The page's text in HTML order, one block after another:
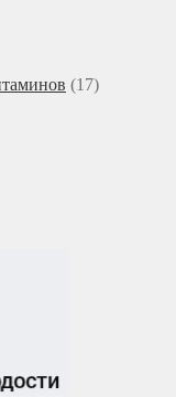
(17)